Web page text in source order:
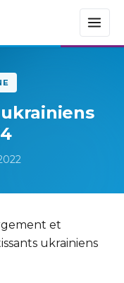
et
ukrainiens